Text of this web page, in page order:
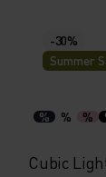
-30%
Summer
% % %
Cubic